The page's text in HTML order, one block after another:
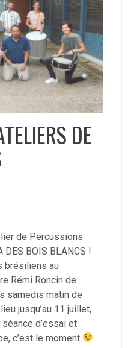
DE
de Percussions
DES BOIS BLANCS !
brésiliens au
Rémi Roncin de
samedis matin de
jusqu’au 11 juillet,
d’essai et
c’est le moment